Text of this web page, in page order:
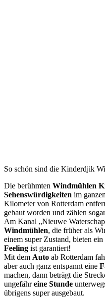
So schön sind die Kinderdjik
Die berühmten Windmühlen
Sehenswürdigkeiten im
Kilometer von Rotterdam
gebaut worden und zählen
Am Kanal „Nieuwe
Windmühlen, die früher als
einem super Zustand, bieten
Feeling ist garantiert!
Mit dem Auto ab Rotterdam
aber auch ganz entspannt eine
machen, dann beträgt die
ungefähreine Stunde
übrigens super ausgebaut.